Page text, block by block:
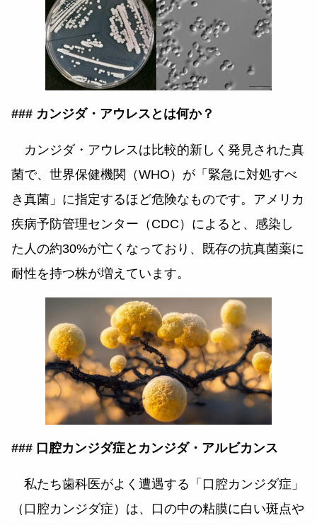
### カンジダ・アウレスとは何か？
カンジダ・アウレスは比較的新しく発見された真
菌で、世界保健機関（WHO）が「緊急に対処すべ
き真菌」に指定するほど危険なものです。アメリカ
疾病予防管理センター（CDC）によると、感染し
た人の約30%が亡くなっており、既存の抗真菌薬に
耐性を持つ株が増えています。
### 口腔カンジダ症と カンジダ・アルビカンス
私たち歯科医がよく遭遇する「口腔カンジダ症」
（口腔カンジダ症）は、口の中の粘膜に白い斑点や